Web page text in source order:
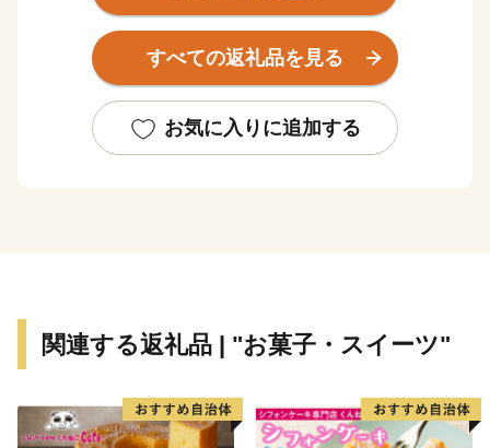
らは日本海の美しい夕日が一望できます。
秋になると「三面川」には鮭が遡上し、古くから鮭を守
り大切にしてきた「鮭・酒・人情（さけ・さけ・なさ
えています。
豊かな自然の中で徹底的にこだわった飼料で育てられた
「村上牛」。
すべての返礼品を見る
お気に入りに追加する
関連する返礼品 | "お菓子・スイーツ"